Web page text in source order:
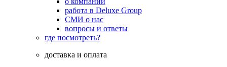
работа в Deluxe Group
СМИ о нас
вопросы и ответы
где посмотреть?
доставка и оплата